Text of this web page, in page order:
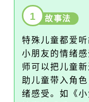
1 故事法
特殊儿童都爱
小朋友的情绪
师可以把儿童
助儿童带入角
绪感受。如《